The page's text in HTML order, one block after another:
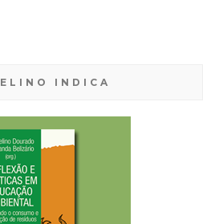
INDICA